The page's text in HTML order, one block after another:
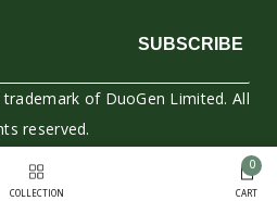
SUBSCRIBE
of DuoGen Limited. All
reserved.
Moyens
COLLECTION CART
0
0